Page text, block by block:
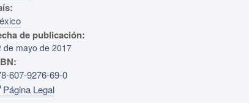
de publicación:
de mayo de 2017
607-9276-69-0
Página Legal